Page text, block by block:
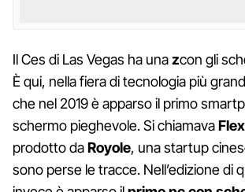
Il Ces di Las Vegas ha unazcon gli
È qui, nella fiera di tecnologia più
che nel 2019 è apparso il primo
schermo pieghevole. Si chiamava
prodotto daRoyole, una startup
sono perse le tracce. Nell’edizione di